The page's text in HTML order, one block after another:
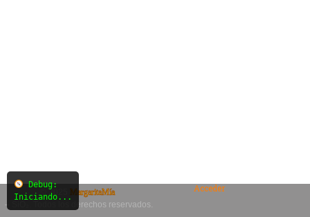
© 2025
MargaritaMía
– SiO₂. Todos los derechos reservados.
Acceder
Debug:
Iniciando...